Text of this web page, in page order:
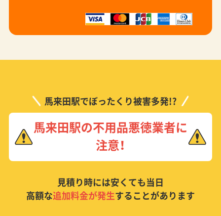
馬来田駅でぼったくり被害多発!?
馬来田駅の不用品悪徳業者に
注意！
見積り時には安くても当日
高額な追加料金が発生することがあります